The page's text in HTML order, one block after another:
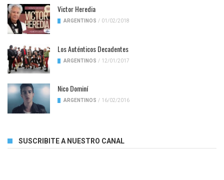
Victor Heredia
ARGENTINOS / 01/02/2018
Los Auténticos Decadentes
ARGENTINOS / 12/01/2017
Nico Dominí
ARGENTINOS / 16/02/2016
SUSCRIBITE A NUESTRO CANAL